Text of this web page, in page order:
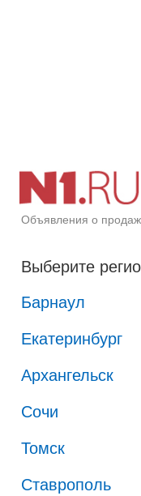
Объявления о
Выберите
Барнаул
Екатеринбург
Архангельск
Сочи
Томск
Ставрополь